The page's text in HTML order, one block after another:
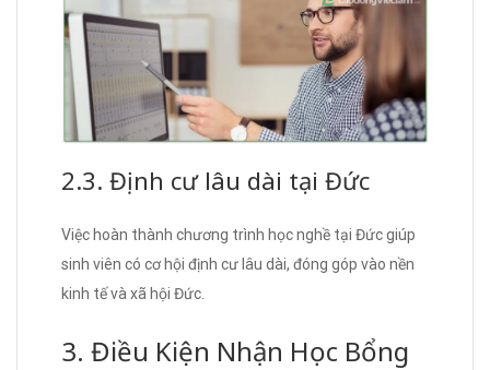
2.3. Định cư lâu dài tại Đức
Việc hoàn thành chương trình học nghề tại Đức giúp
sinh viên có cơ hội định cư lâu dài, đóng góp vào nền
kinh tế và xã hội Đức.
3. Điều Kiện Nhận Học Bổng